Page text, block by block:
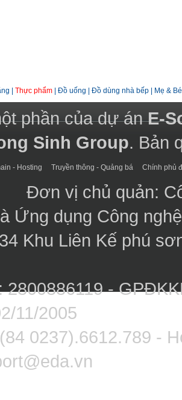
Thực phẩm Đồ uống Đồ dùng nhà bếp Mẹ & Bé
phần của dự ánE-
Sinh Group. Bản
- Hosting Truyền thông - Quảng bá Chính phủ
Đơn vị chủ quản:
Ứng dụng Công
Khu Liên Kế phú
2800886119 -
11/2005
0237).6612.789 -